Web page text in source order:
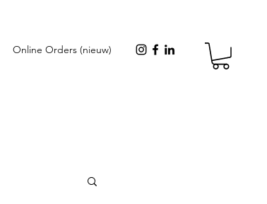
Online Orders (nieuw)